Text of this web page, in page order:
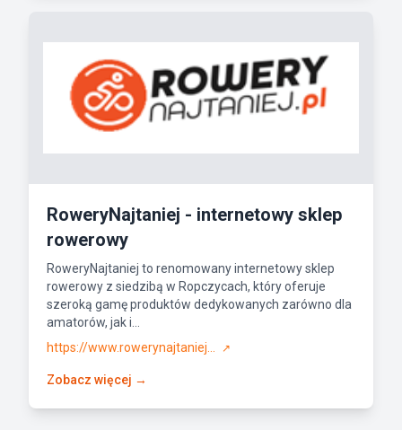
RoweryNajtaniej - internetowy sklep
rowerowy
RoweryNajtaniej to renomowany internetowy sklep
rowerowy z siedzibą w Ropczycach, który oferuje
szeroką gamę produktów dedykowanych zarówno dla
amatorów, jak i...
https://www.rowerynajtaniej...
↗
Zobacz więcej →